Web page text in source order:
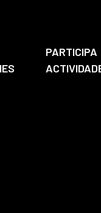
PARTICIPA